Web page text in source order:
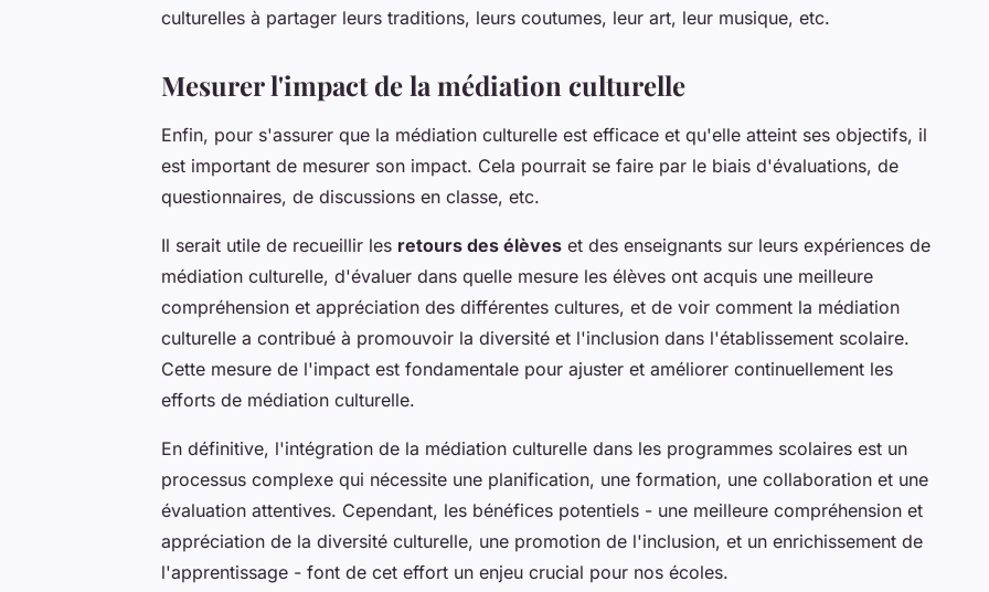
culturelles à partager leurs traditions, leurs coutumes, leur art, leur musique, etc.
Mesurer l'impact de la médiation culturelle
Enfin, pour s'assurer que la médiation culturelle est efficace et qu'elle atteint ses objectifs, il
est important de mesurer son impact. Cela pourrait se faire par le biais d'évaluations, de
questionnaires, de discussions en classe, etc.
Il serait utile de recueillir les retours des élèves et des enseignants sur leurs expériences de
médiation culturelle, d'évaluer dans quelle mesure les élèves ont acquis une meilleure
compréhension et appréciation des différentes cultures, et de voir comment la médiation
culturelle a contribué à promouvoir la diversité et l'inclusion dans l'établissement scolaire.
Cette mesure de l'impact est fondamentale pour ajuster et améliorer continuellement les
efforts de médiation culturelle.
En définitive, l'intégration de la médiation culturelle dans les programmes scolaires est un
processus complexe qui nécessite une planification, une formation, une collaboration et une
évaluation attentives. Cependant, les bénéfices potentiels - une meilleure compréhension et
appréciation de la diversité culturelle, une promotion de l'inclusion, et un enrichissement de
l'apprentissage - font de cet effort un enjeu crucial pour nos écoles.